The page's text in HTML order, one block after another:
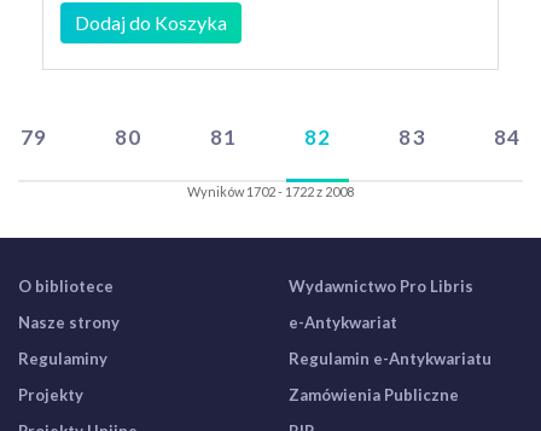
Dodaj do Koszyka
79 80 81 82 83 84
Wyników 1702 - 1722 z 2008
O bibliotece
Nasze strony
Regulaminy
Projekty
Wydawnictwo Pro Libris
e-Antykwariat
Regulamin e-Antykwariatu
Zamówienia Publiczne